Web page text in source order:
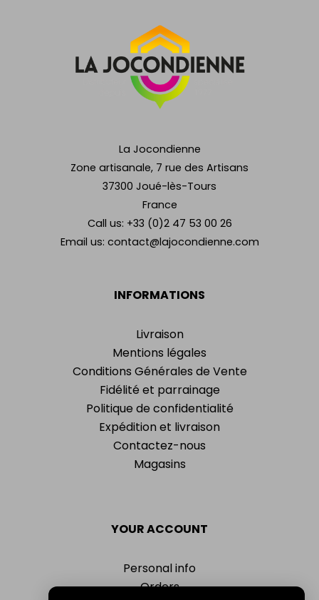
INFORMATIONS
Livraison
Mentions légales
Conditions Générales de Vente
Fidélité et parrainage
Politique de confidentialité
Expédition et livraison
Contactez-nous
Magasins
YOUR ACCOUNT
Personal info
Orders
La Jocondienne
Zone artisanale, 7 rue des Artisans
37300 Joué-lès-Tours
France
Call us: +33 (0)2 47 53 00 26
Email us: contact@lajocondienne.com